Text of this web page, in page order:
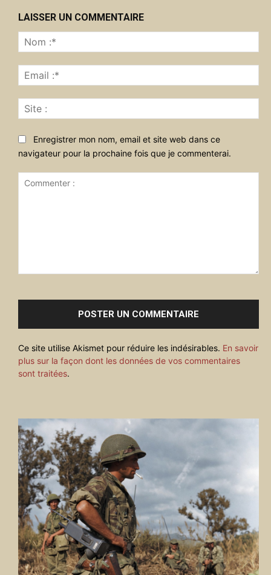
LAISSER UN COMMENTAIRE
:*
:*
:
Enregistrer mon nom, email et site web dans ce
navigateur pour la prochaine fois que je commenterai.
Ce site utilise Akismet pour réduire les indésirables. En savoir
plus sur la façon dont les données de vos commentaires
sont traitées.